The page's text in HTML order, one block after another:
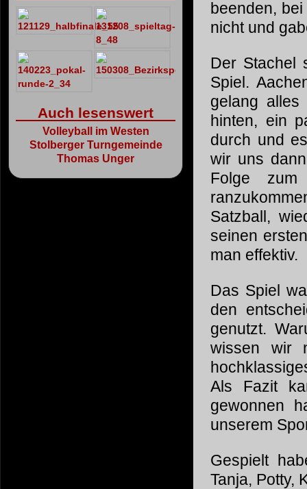
beenden,
nicht und
Der Stachel
Spiel.
gelang
hinten, ein
durch und
wir uns
Folge
Satzball,
seinen
man effektiv.
Das Spiel
den
genutzt.
wissen wir
Als Fazit
gewonnen
unserem
Gespielt
Tanja, Potty,
Auch lesenswert
Volleyball im Westen
Stolberger Turngemeinde
Thomas Unger